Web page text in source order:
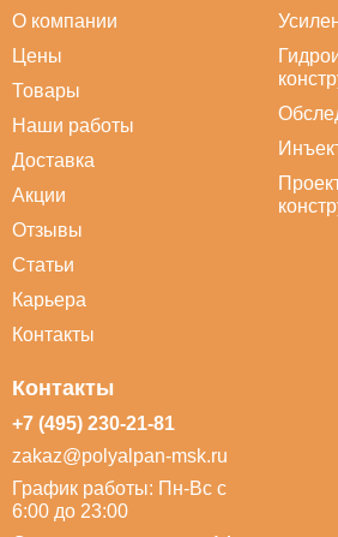
О компании
Цены
Товары
Наши работы
Доставка
Акции
Отзывы
Статьи
Карьера
Контакты
Контакты
+7 (495) 230-21-81
zakaz@polyalpan-msk.ru
График работы: Пн-Вс с
6:00 до 23:00